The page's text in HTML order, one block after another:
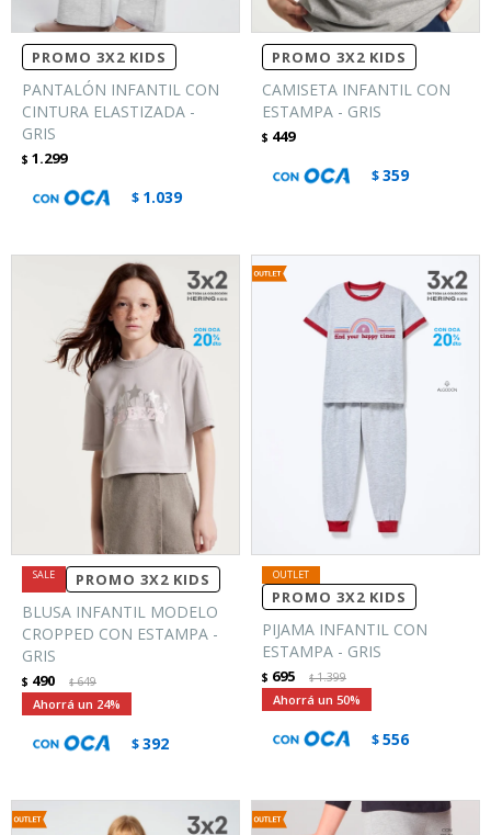
PROMO 3X2 KIDS
PANTALÓN INFANTIL CON
CINTURA ELASTIZADA -
GRIS
$ 1.299
$ 1.039
PROMO 3X2 KIDS
CAMISETA INFANTIL CON
ESTAMPA - GRIS
$ 449
$359
PROMO 3X2 KIDS
BLUSA INFANTIL MODELO
CROPPED CON ESTAMPA -
GRIS
$ 490 $649
24
$392
PROMO 3X2 KIDS
PIJAMA INFANTIL CON
ESTAMPA - GRIS
$ 695 $1.399
50
$556